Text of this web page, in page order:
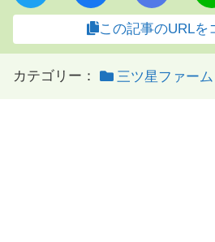
この記事のURLを
カテゴリー： 三ツ星ファーム